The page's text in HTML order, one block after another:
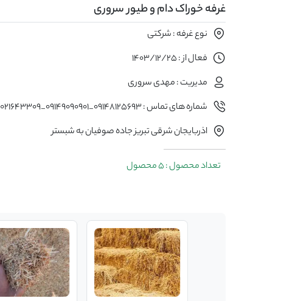
غرفه خوراک دام و طیور سروری
نوع غرفه : شرکتی
فعال از : 1403/12/25
مدیریت : مهدی سروری
شماره های تماس : 09148125693_09149090901_09021643309
اذربایجان شرقی تبریز جاده صوفیان به شبستر
تعداد محصول : 5 محصول